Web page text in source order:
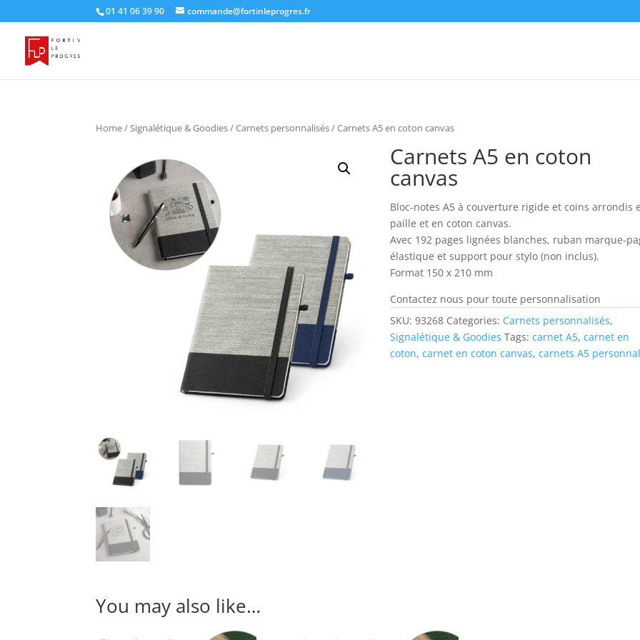
01 41 06 39 90 commande@fortinleprogres.fr
Home/Signalétique & Goodies/Carnets personnalisés/ Carnets A5 en coton canvas
Carnets A5 en coton
canvas
Bloc-notes A5 à couverture rigide et coins arrondis
paille et en coton canvas.
Avec 192 pages lignées blanches, ruban marque-
élastique et support pour stylo (non inclus).
Format 150 x 210 mm
Contactez nous pour toute personnalisation
SKU:93268 Categories: Carnets personnalisés,
Signalétique & Goodies Tags:carnet A5,carnet en
coton,carnet en coton canvas,carnets A5
You may also like…